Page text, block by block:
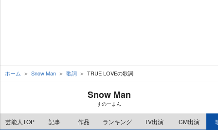
ホーム Snow Man 歌詞 TRUE LOVEの歌詞
Snow Man
すのーまん
芸能人TOP 記事 作品 ランキング TV出演 CM出演